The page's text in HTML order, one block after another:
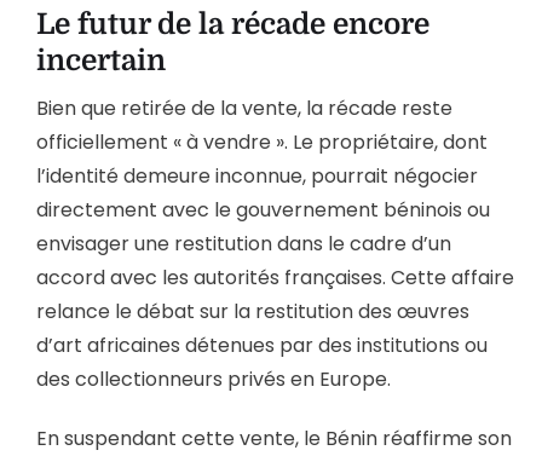
Le futur de la récade encore
incertain
Bien que retirée de la vente, la récade reste
officiellement « à vendre ». Le propriétaire, dont
l’identité demeure inconnue, pourrait négocier
directement avec le gouvernement béninois ou
envisager une restitution dans le cadre d’un
accord avec les autorités françaises. Cette affaire
relance le débat sur la restitution des œuvres
d’art africaines détenues par des institutions ou
des collectionneurs privés en Europe.
En suspendant cette vente, le Bénin réaffirme son